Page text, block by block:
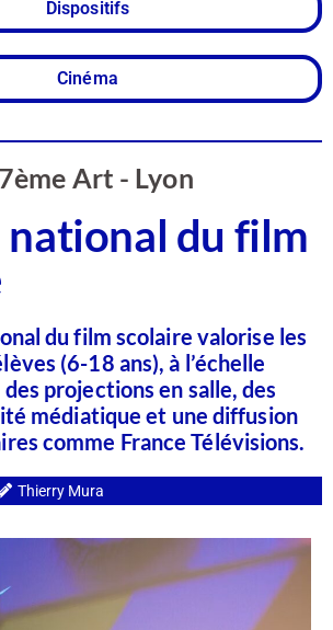
Dispositifs
Cinéma
Art - Lyon
national du film
du film scolaire valorise les
(6-18 ans), à l’échelle
projections en salle, des
médiatique et une diffusion
comme France Télévisions.
Thierry Mura